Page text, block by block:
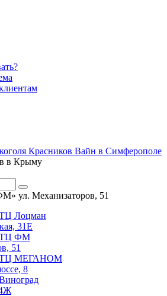
в Крыму
ул. Механизаторов, 51
Лоцман
31Е
ТЦ ФМ
51
ТЦ МЕГАНОМ
8